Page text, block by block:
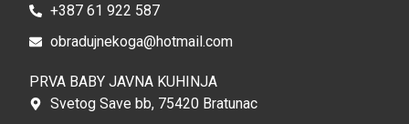
+387 61 922 587
obradujnekoga@hotmail.com
PRVA BABY JAVNA KUHINJA
Svetog Save bb, 75420 Bratunac